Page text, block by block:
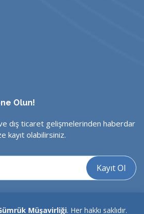
Olun!
dış ticaret gelişmelerinden haberdar
kayıt olabilirsiniz.
Müşavirliği. Her hakkı saklıdır.